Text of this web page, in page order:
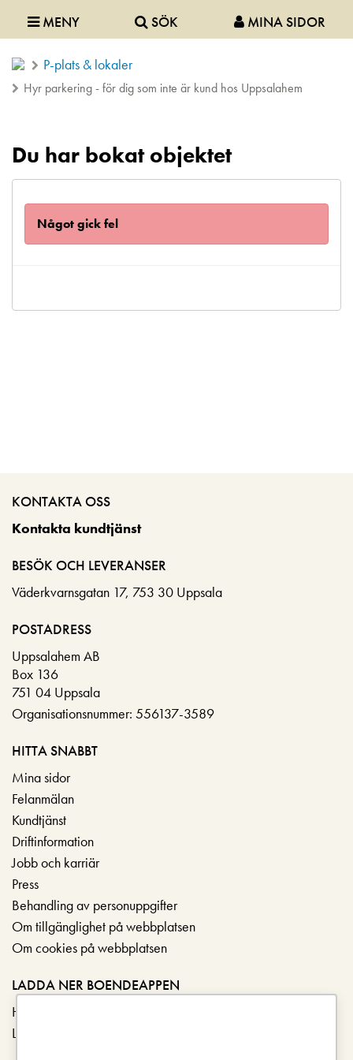
MENY SÖK MINA SIDOR
P-plats & lokaler
Hyr parkering - för dig som inte är kund hos Uppsalahem
Du har bokat objektet
Något gick fel
KONTAKTA OSS
Kontakta kundtjänst
BESÖK OCH LEVERANSER
Väderkvarnsgatan 17, 753 30 Uppsala
POSTADRESS
Uppsalahem AB
Box 136
751 04 Uppsala
Organisationsnummer: 556137-3589
HITTA SNABBT
Mina sidor
Felanmälan
Kundtjänst
Driftinformation
Jobb och karriär
Press
Behandling av personuppgifter
Om tillgänglighet på webbplatsen
Om cookies på webbplatsen
LADDA NER BOENDEAPPEN
Hämta i App Store
Ladda ner på Google Play